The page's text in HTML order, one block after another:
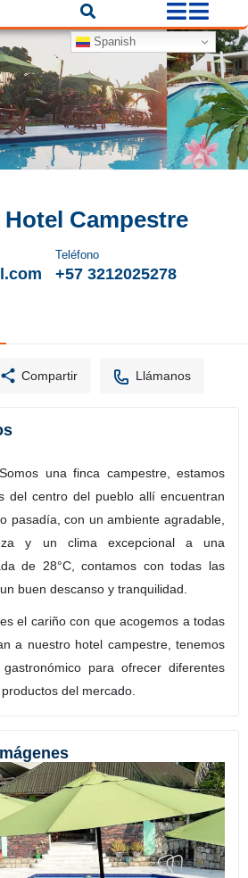
Campestre
Teléfono
+57 3212025278
Compartir Llámanos
Somos una finca campestre, estamos
del centro del pueblo allí encuentran
pasadía, con un ambiente agradable,
y un clima excepcional a una
de 28°C, contamos con todas las
buen descanso y tranquilidad.
el cariño con que acogemos a todas
a nuestro hotel campestre, tenemos
para ofrecer diferentes
del mercado.
Spanish